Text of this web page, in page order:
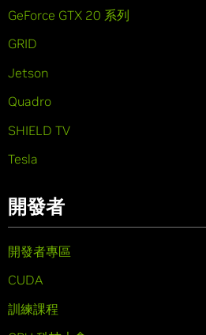
GeForce GTX 20 系列
GRID
Jetson
Quadro
SHIELD TV
Tesla
開發者
開發者專區
CUDA
訓練課程